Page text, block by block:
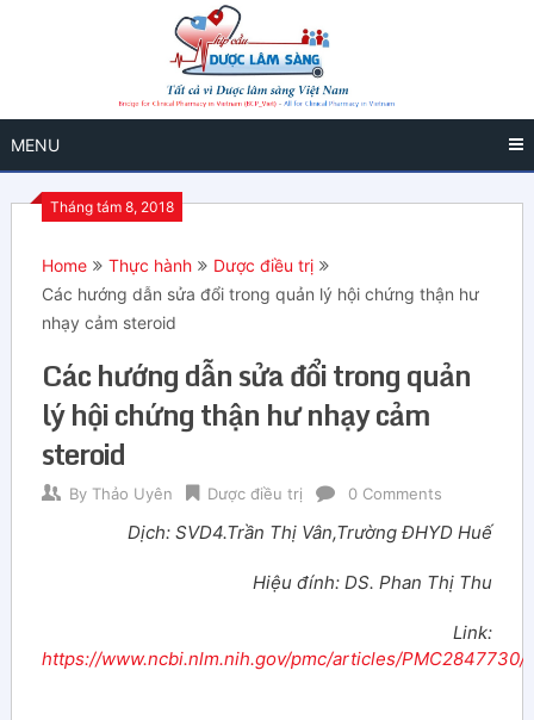
MENU
Tháng tám 8, 2018
Home Thực hành
Dược điều trị
Các hướng dẫn sửa đổi trong quản lý hội chứng thận hư
nhạy cảm steroid
Các hướng dẫn sửa đổi trong quản
lý hội chứng thận hư nhạy cảm
steroid
By Thảo Uyên Dược điều trị 0 Comments
Dịch: SVD4.Trần Thị Vân,Trường ĐHYD Huế
Hiệu đính: DS. Phan Thị Thu
Link:
https://www.ncbi.nlm.nih.gov/pmc/articles/PMC2847730/